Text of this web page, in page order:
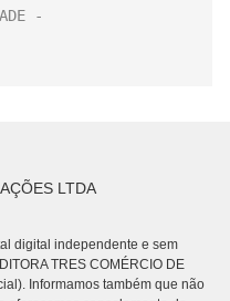
LTDA
digital independente e sem
TRES COMÉRCIO DE
Informamos também que não